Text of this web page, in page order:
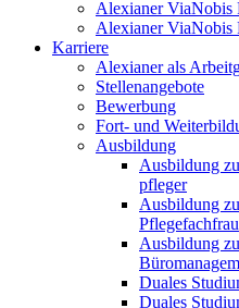
Alexianer ViaNobis
Alexianer ViaNobis
Karriere
Alexianer als
Stellenangebote
Bewerbung
Fort- und
Ausbildung
Ausbildung
pfleger
Ausbildung
Pflegefachfrau
Ausbildung
Duales
Duales